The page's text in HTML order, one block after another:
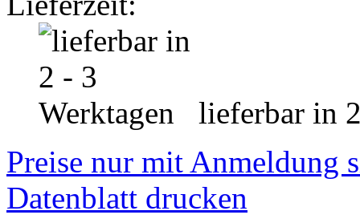
lieferbar in
Preise nur mit Anmeldung
Datenblatt drucken